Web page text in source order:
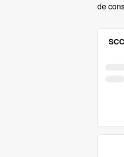
de